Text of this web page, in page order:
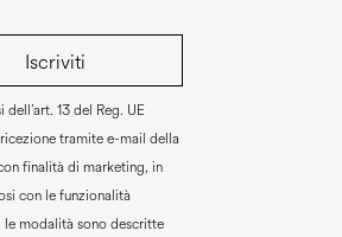
Iscriviti
13 del Reg. UE
tramite e-mail della
finalità di marketing, in
con le funzionalità
modalità sono descritte